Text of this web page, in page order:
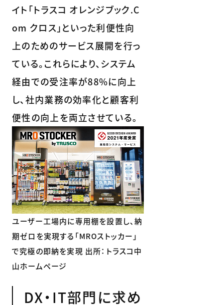
イト「トラスコ オレンジブック.C
om クロス」といった利便性向
上のためのサービス展開を行っ
ている。これらにより、システム
経由での受注率が88%に向上
し、社内業務の効率化と顧客利
便性の向上を両立させている。
ユーザー工場内に専用棚を設置し、納
期ゼロを実現する「MROストッカー」
で究極の即納を実現 出所：トラスコ中
山ホームページ
DX・IT部門に求め